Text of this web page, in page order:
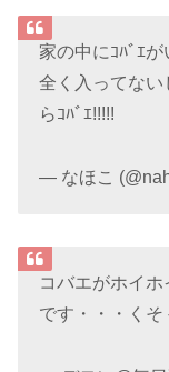
家の中にｺﾊﾞｴ
全く入ってない
らｺﾊﾞｴ!!!!!
— なほこ
コバエがホイ
です・・・くそ